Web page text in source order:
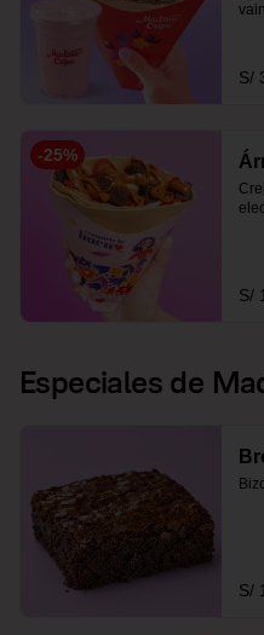
S/
-25%
S/
Especiales de
S/